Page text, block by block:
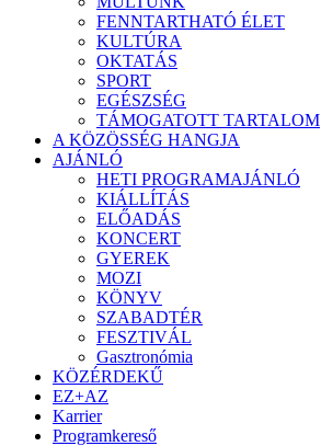
FENNTARTHATÓ ÉLET
KULTÚRA
OKTATÁS
SPORT
EGÉSZSÉG
TÁMOGATOTT TARTALOM
A KÖZÖSSÉG HANGJA
AJÁNLÓ
HETI PROGRAMAJÁNLÓ
KIÁLLÍTÁS
ELŐADÁS
KONCERT
GYEREK
MOZI
KÖNYV
SZABADTÉR
FESZTIVÁL
Gasztronómia
KÖZÉRDEKŰ
EZ+AZ
Karrier
Programkereső